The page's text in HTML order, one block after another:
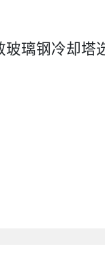
璃钢冷却塔